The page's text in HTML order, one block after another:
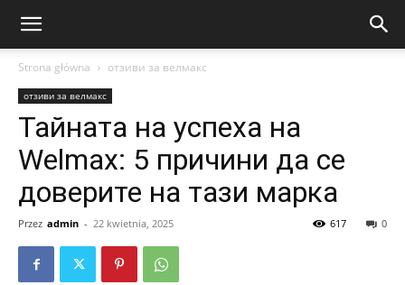
Strona główna отзиви за велмакс
отзиви за велмакс
Тайната на успеха на
Welmax: 5 причини да се
доверите на тази марка
Przez admin - 22 kwietnia, 2025 0
617